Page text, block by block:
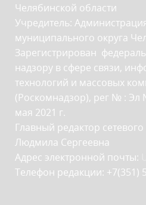
Челябинской области
Учредитель:
муниципального округа
Зарегистрирован
надзору в сфере связи,
технологий и массовых
(Роскомнадзор), рег № : Эл
мая 2021 г.
Главный редактор
Людмила Сергеевна
Адрес электронной почты:
Телефон редакции: +7(351)